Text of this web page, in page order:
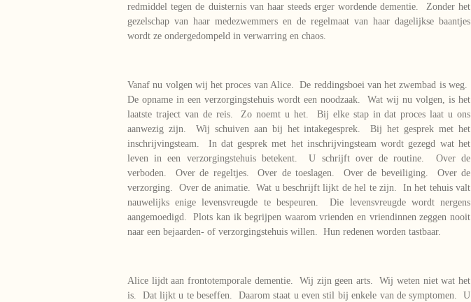
redmiddel tegen de duisternis van haar steeds erger wordende dementie. Zonder het
gezelschap van haar medezwemmers en de regelmaat van haar dagelijkse baantjes
wordt ze ondergedompeld in verwarring en chaos.
Vanaf nu volgen wij het proces van Alice. De reddingsboei van het zwembad is weg.
De opname in een verzorgingstehuis wordt een noodzaak. Wat wij nu volgen, is het
laatste traject van de reis. Zo noemt u het. Bij elke stap in dat proces laat u ons
aanwezig zijn. Wij schuiven aan bij het intakegesprek. Bij het gesprek met het
inschrijvingsteam. In dat gesprek met het inschrijvingsteam wordt gezegd wat het
leven in een verzorgingstehuis betekent. U schrijft over de routine. Over de
verboden. Over de regeltjes. Over de toeslagen. Over de beveiliging. Over de
verzorging. Over de animatie. Wat u beschrijft lijkt de hel te zijn. In het tehuis valt
nauwelijks enige levensvreugde te bespeuren. Die levensvreugde wordt nergens
aangemoedigd. Plots kan ik begrijpen waarom vrienden en vriendinnen zeggen nooit
naar een bejaarden- of verzorgingstehuis willen. Hun redenen worden tastbaar.
Alice lijdt aan frontotemporale dementie. Wij zijn geen arts. Wij weten niet wat het
is. Dat lijkt u te beseffen. Daarom staat u even stil bij enkele van de symptomen. U